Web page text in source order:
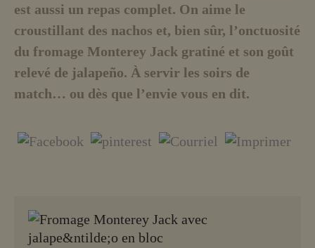
A
T
I
N
est aussi un repas complet. On aime le
croustillant des nachos et, bien sûr, l’onctuosité
du fromage Monterey Jack gratiné et son goût
relevé de jalapeño. À servir les soirs de
match… ou dès que l’envie vous en dit.